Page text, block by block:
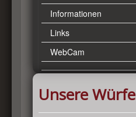
Informationen
Links
WebCam
Unsere Würfe